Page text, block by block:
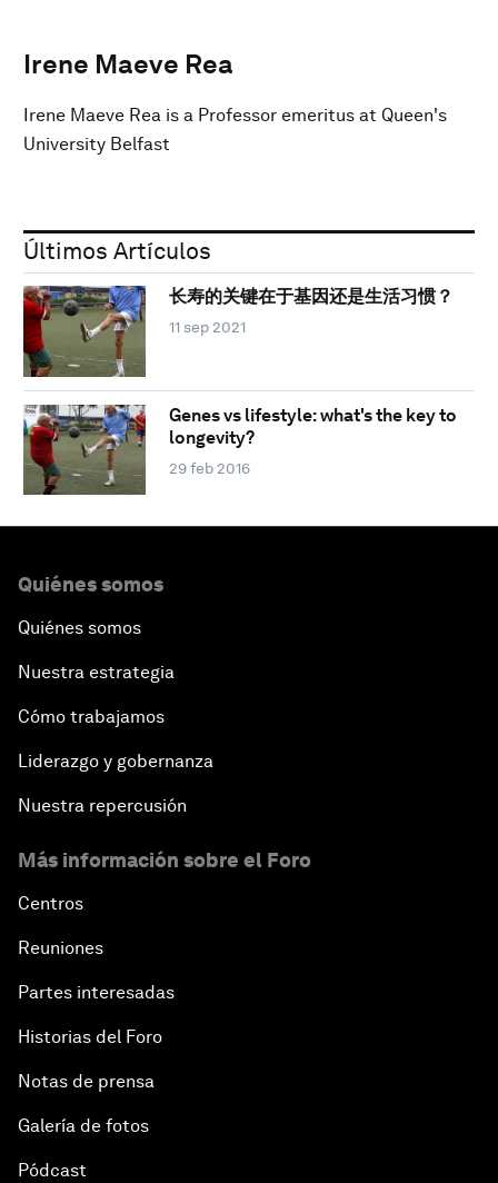
Irene Maeve Rea
Irene Maeve Rea is a Professor emeritus at Queen's
University Belfast
Últimos Artículos
长寿的关键在于基因还是生活习惯？
11 sep 2021
Genes vs lifestyle: what's the key to
longevity?
29 feb 2016
Quiénes somos
Quiénes somos
Nuestra estrategia
Cómo trabajamos
Liderazgo y gobernanza
Nuestra repercusión
Más información sobre el Foro
Centros
Reuniones
Partes interesadas
Historias del Foro
Notas de prensa
Galería de fotos
Pódcast